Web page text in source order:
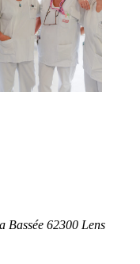
Bassée 62300 Lens